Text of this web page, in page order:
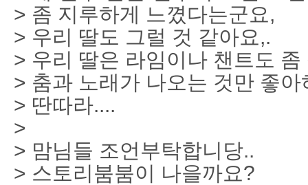
> 좀 지루하게 느꼈다는군요,
> 우리 딸도 그럴 것 같아요,.
> 우리 딸은 라임이나 챈트도 좀
> 춤과 노래가 나오는 것만 좋아
> 딴따라....
>
> 맘님들 조언부탁합니당..
> 스토리붐붐이 나을까요?